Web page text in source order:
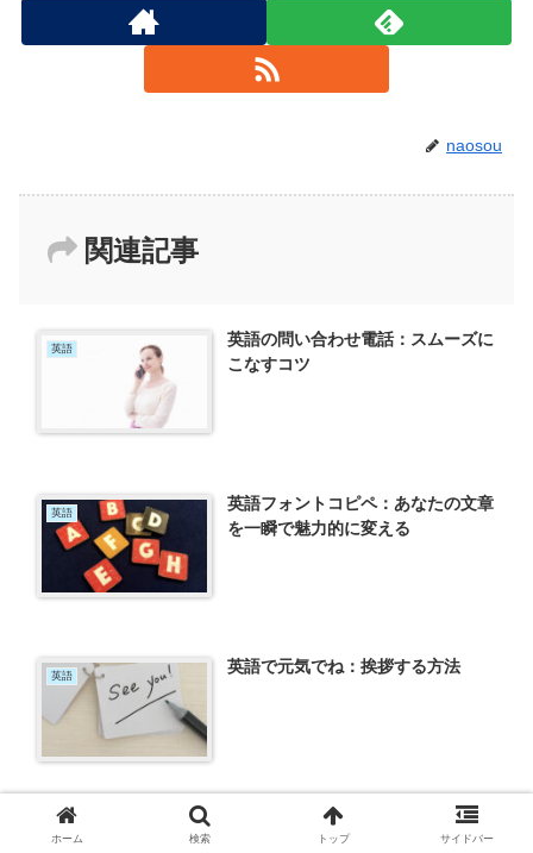
naosou
関連記事
英語
英語の問い合わせ電話：スムーズに
こなすコツ
英語
英語フォントコピペ：あなたの文章
を一瞬で魅力的に変える
英語 英語で元気でね：挨拶する方法
英語
英語ニュース：世界を身近に感じる
ホーム 検索 トップ サイドバー